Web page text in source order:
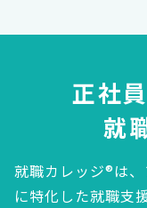
正社
就
就職カレッジ®は
に特化した就職支